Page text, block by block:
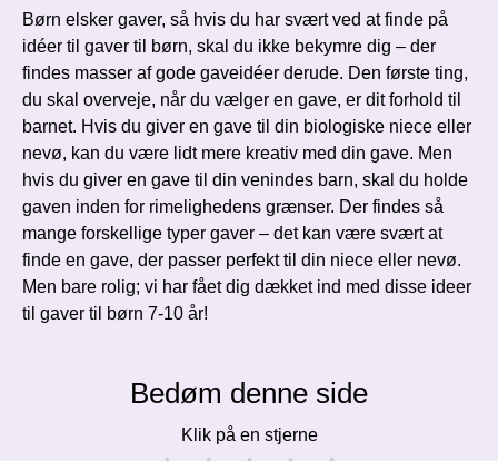
Børn elsker gaver, så hvis du har svært ved at finde på
idéer til gaver til børn, skal du ikke bekymre dig – der
findes masser af gode gaveidéer derude. Den første ting,
du skal overveje, når du vælger en gave, er dit forhold til
barnet. Hvis du giver en gave til din biologiske niece eller
nevø, kan du være lidt mere kreativ med din gave. Men
hvis du giver en gave til din venindes barn, skal du holde
gaven inden for rimelighedens grænser. Der findes så
mange forskellige typer gaver – det kan være svært at
finde en gave, der passer perfekt til din niece eller nevø.
Men bare rolig; vi har fået dig dækket ind med disse ideer
til gaver til børn 7-10 år!
Bedøm denne side
Klik på en stjerne